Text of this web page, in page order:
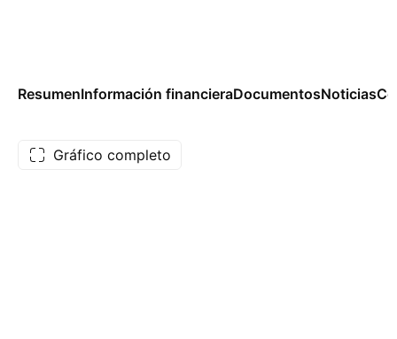
ResumenInformación financieraDocumentosNoticias
Gráfico completo